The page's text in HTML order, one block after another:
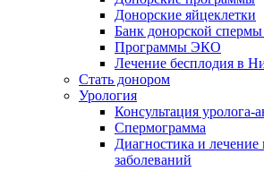
Донорские яйцеклетки
Банк донорской
Программы ЭКО
Лечение бесплодия в
Стать донором
Урология
Консультация уролога-
Спермограмма
Диагностика и
заболеваний